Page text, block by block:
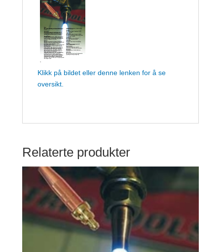
Klikk på bildet eller denne lenken for å se
oversikt.
Relaterte produkter